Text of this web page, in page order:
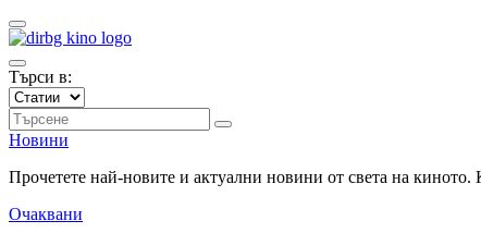
Търси в:
Новини
Прочетете най-новите и актуални новини от света на
Очаквани